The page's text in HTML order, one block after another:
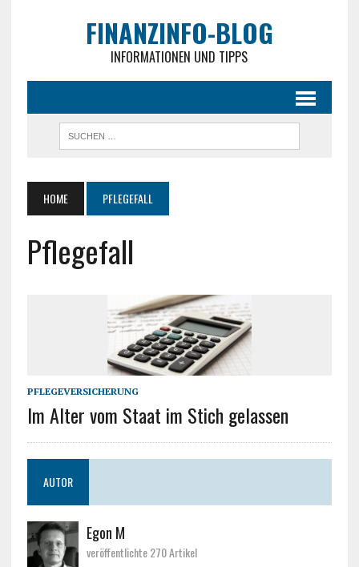
FINANZINFO-BLOG
INFORMATIONEN UND TIPPS
HOME PFLEGEFALL
Pflegefall
PFLEGEVERSICHERUNG
Im Alter vom Staat im Stich gelassen
AUTOR
Egon M
veröffentlichte 270 Artikel